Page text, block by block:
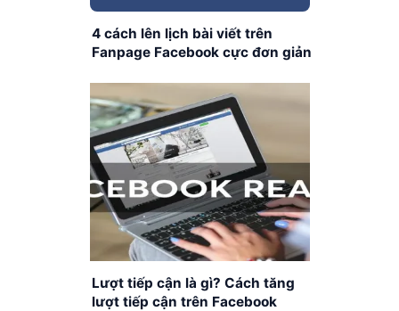
4 cách lên lịch bài viết trên
Fanpage Facebook cực đơn giản
Lượt tiếp cận là gì? Cách tăng
lượt tiếp cận trên Facebook